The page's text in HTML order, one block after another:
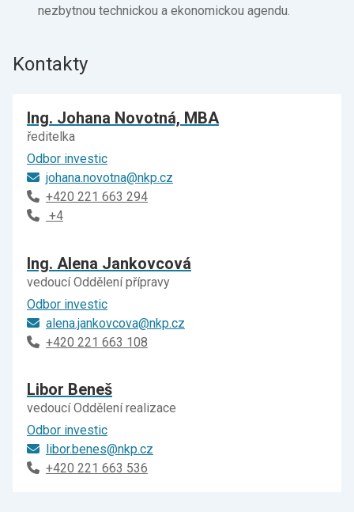
nezbytnou technickou a ekonomickou agendu.
Kontakty
Ing. Johana Novotná, MBA
ředitelka
Odbor investic
johana.novotna@nkp.cz
+420 221 663 294
+4
Ing. Alena Jankovcová
vedoucí Oddělení přípravy
Odbor investic
alena.jankovcova@nkp.cz
+420 221 663 108
Libor Beneš
vedoucí Oddělení realizace
Odbor investic
libor.benes@nkp.cz
+420 221 663 536